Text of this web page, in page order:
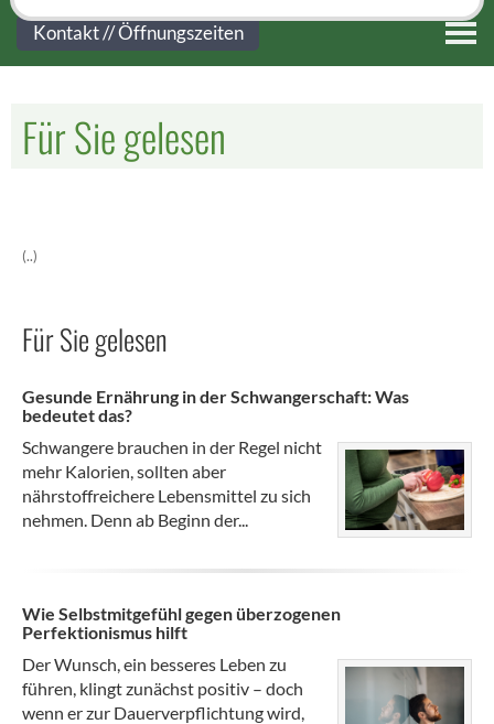
Kontakt
Für Sie gelesen
(..)
Für Sie gelesen
Gesunde Ernährung in der Schwangerschaft: Was
bedeutet das?
Schwangere brauchen in der Regel nicht
mehr Kalorien, sollten aber
nährstoffreichere Lebensmittel zu sich
nehmen. Denn ab Beginn der...
Wie Selbstmitgefühl gegen überzogenen
Perfektionismus hilft
Der Wunsch, ein besseres Leben zu
führen, klingt zunächst positiv – doch
wenn er zur Dauerverpflichtung wird,
Kontakt // Öffnungszeiten